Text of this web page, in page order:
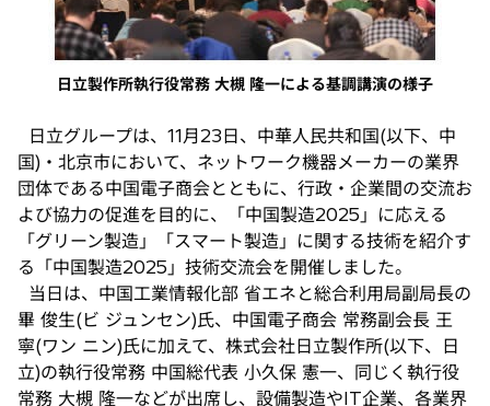
日立製作所執行役常務 大槻 隆一による基調講演の様子
日立グループは、11月23日、中華人民共和国(以下、中
国)・北京市において、ネットワーク機器メーカーの業界
団体である中国電子商会とともに、行政・企業間の交流お
よび協力の促進を目的に、「中国製造2025」に応える
「グリーン製造」「スマート製造」に関する技術を紹介す
る「中国製造2025」技術交流会を開催しました。
当日は、中国工業情報化部 省エネと総合利用局副局長の
畢 俊生(ビ ジュンセン)氏、中国電子商会 常務副会長 王
寧(ワン ニン)氏に加えて、株式会社日立製作所(以下、日
立)の執行役常務 中国総代表 小久保 憲一、同じく執行役
常務 大槻 隆一などが出席し、設備製造やIT企業、各業界